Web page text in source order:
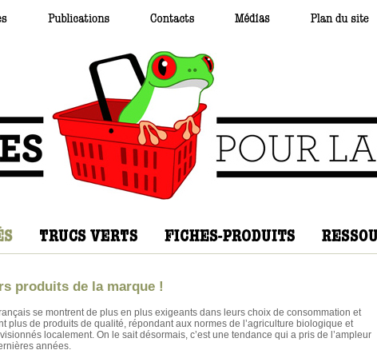
produits de la marque !
se montrent de plus en plus exigeants dans leurs choix de consommation et
plus de produits de qualité, répondant aux normes de l’agriculture biologique et
localement. On le sait désormais, c’est une tendance qui a pris de l’ampleur
années.